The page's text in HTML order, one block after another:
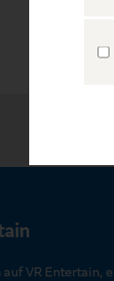
VR Entertain,